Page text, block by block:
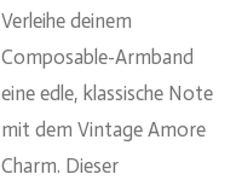
Verleihe deinem
Composable-Armband
eine edle, klassische Note
mit dem Vintage Amore
Charm. Dieser